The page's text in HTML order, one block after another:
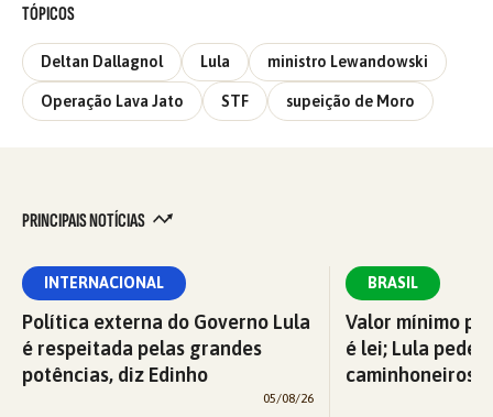
TÓPICOS
Deltan Dallagnol Lula ministro Lewandowski
Operação Lava Jato STF supeição de Moro
PRINCIPAIS NOTÍCIAS
INTERNACIONAL
Política externa do Governo Lula
é respeitada pelas grandes
potências, diz Edinho
05/08/26
BRASIL
Valor mínimo
é lei; Lula pede
caminhoneiros